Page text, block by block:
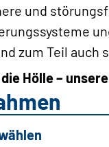
und
zum Teil auch
Hölle –